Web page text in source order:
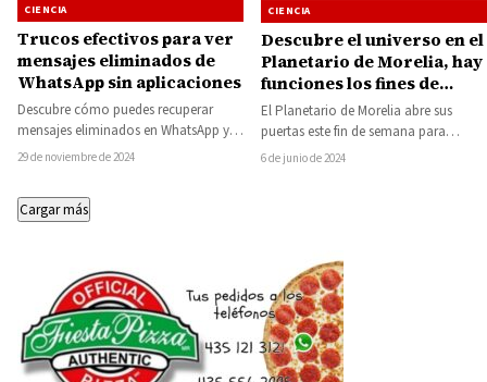
CIENCIA
Trucos efectivos para ver
mensajes eliminados de
WhatsApp sin aplicaciones
Descubre cómo puedes recuperar
mensajes eliminados en WhatsApp y
leer lo que tus contactos te enviaron.
29 de noviembre de 2024
CIENCIA
Descubre el universo en el
Planetario de Morelia, hay
funciones los fines de
semana
El Planetario de Morelia abre sus
puertas este fin de semana para
ofrecer una experiencia fascinante que
6 de junio de 2024
Cargar más